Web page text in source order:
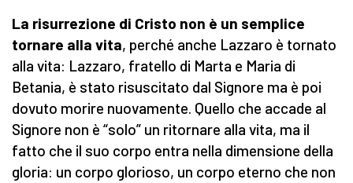
La risurrezione di Cristo non è un semplice
tornare alla vita, perché anche Lazzaro è tornato
alla vita: Lazzaro, fratello di Marta e Maria di
Betania, è stato risuscitato dal Signore ma è poi
dovuto morire nuovamente. Quello che accade al
Signore non è “solo” un ritornare alla vita, ma il
fatto che il suo corpo entra nella dimensione della
gloria: un corpo glorioso, un corpo eterno che non